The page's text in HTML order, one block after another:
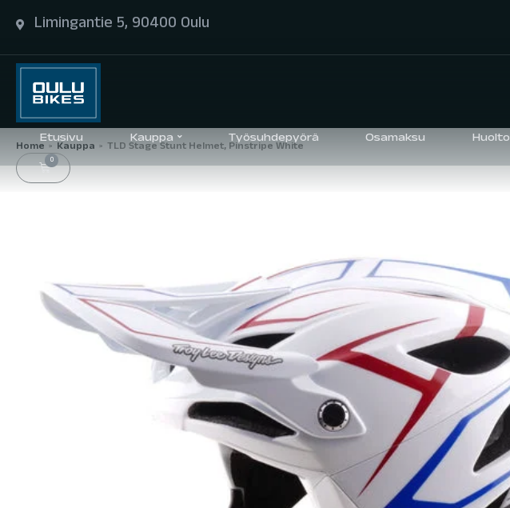
Limingantie 5, 90400 Oulu
Etusivu Kauppa Työsuhdepyörä Osamaksu Huolto
0
Home > Kauppa > TLD Stage Stunt Helmet, Pinstripe White